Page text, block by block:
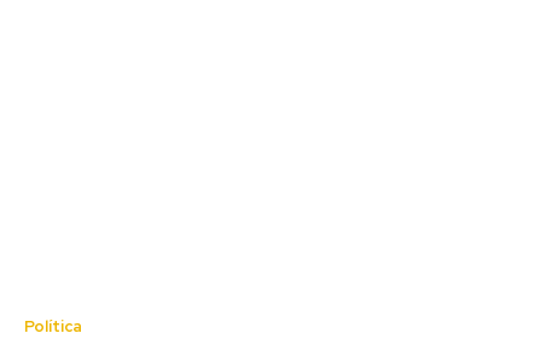
Política